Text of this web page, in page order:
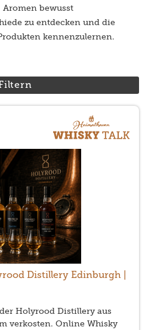
Aromen bewusst
zu entdecken und die
kennenzulernen.
Distillery Edinburgh |
Holyrood Distillery aus
verkosten. Online Whisky